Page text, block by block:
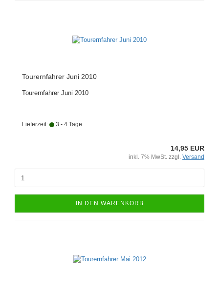
Tourernfahrer Juni 2010
Tourernfahrer Juni 2010
Lieferzeit: 3 - 4 Tage
14,95 EUR
inkl. 7% MwSt. zzgl. Versand
IN DEN WARENKORB